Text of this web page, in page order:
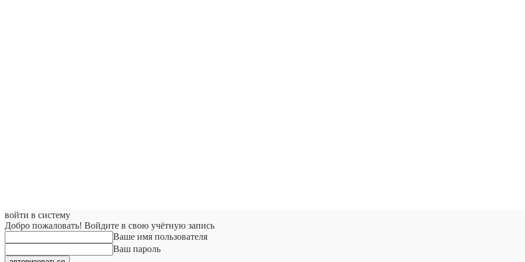
войти в систему
Добро пожаловать! Войдите в свою учётную запись
Ваше имя пользователя
Ваш пароль